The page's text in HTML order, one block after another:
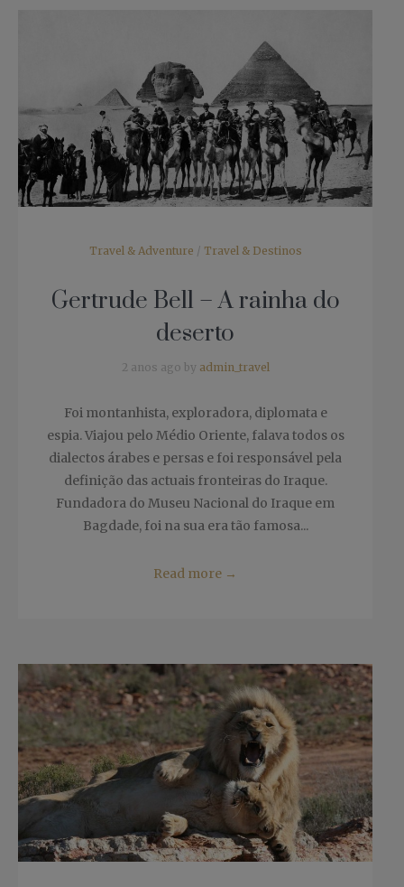
Travel & Adventure / Travel & Destinos
Gertrude Bell – A rainha do
deserto
2 anos ago by admin_travel
Foi montanhista, exploradora, diplomata e
espia. Viajou pelo Médio Oriente, falava todos os
dialectos árabes e persas e foi responsável pela
definição das actuais fronteiras do Iraque.
Fundadora do Museu Nacional do Iraque em
Bagdade, foi na sua era tão famosa...
Read more →